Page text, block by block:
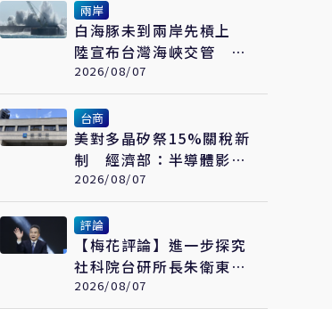
兩岸
白海豚未到兩岸先槓上
陸宣布台灣海峽交管 陸
委會：不勞費心
2026/08/07
台商
美對多晶矽祭15%關稅新
制 經濟部：半導體影響
可控、太陽能產業衝擊有
限
2026/08/07
評論
【梅花評論】進一步探究
社科院台研所長朱衛東的
「不統而統」
2026/08/07